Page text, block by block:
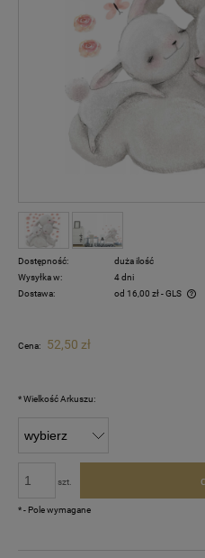
Dostępność:
duża ilość
Wysyłka w:
4 dni
Dostawa:
od 16,00 zł- GLS
Cena nie zawiera ewentualnych
Cena: 52,50 zł
*Wielkość Arkuszu:
szt.
*- Pole wymagane